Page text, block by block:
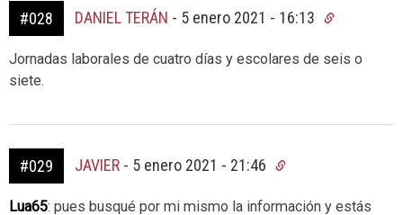
#028 DANIEL TERÁN - 5 enero 2021 - 16:13
Jornadas laborales de cuatro días y escolares de seis o
siete.
#029 JAVIER - 5 enero 2021 - 21:46
Lua65: pues busqué por mi mismo la información y estás